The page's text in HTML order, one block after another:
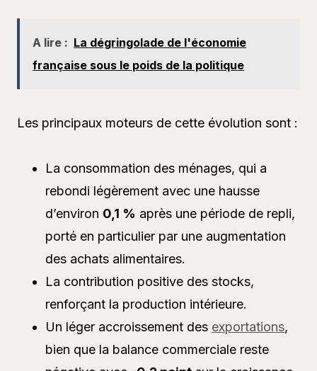
A lire : La dégringolade de l'économie
française sous le poids de la politique
Les principaux moteurs de cette évolution sont :
La consommation des ménages, qui a
rebondi légèrement avec une hausse
d’environ 0,1 % après une période de repli,
porté en particulier par une augmentation
des achats alimentaires.
La contribution positive des stocks,
renforçant la production intérieure.
Un léger accroissement des exportations,
bien que la balance commerciale reste